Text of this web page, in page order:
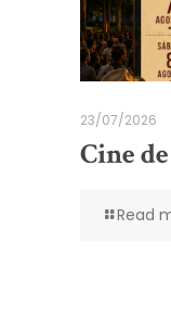
23/07/2026
Cine
Read